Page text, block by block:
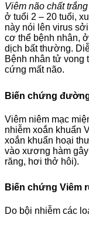
Viêm não chất
ở tuổi 2 – 20 tuổi,
này nói lên virus
cơ thể bệnh nhân,
dịch bất thường.
Bệnh nhân tử vong
cứng mất não.
Biến chứng
Viêm niêm mạc
nhiễm xoắn khuẩn
xoắn khuẩn hoại
vào xương hàm
răng, hơi thở hôi).
Biến chứng Viêm
Do bội nhiễm các